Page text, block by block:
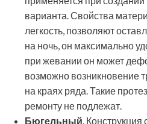
варианта. Свойства
легкость, позволяют
на ночь, он максимально
при жевании он может
возможно возникновение
на краях ряда. Такие
ремонту не подлежат.
Бюгельный. Конструкция